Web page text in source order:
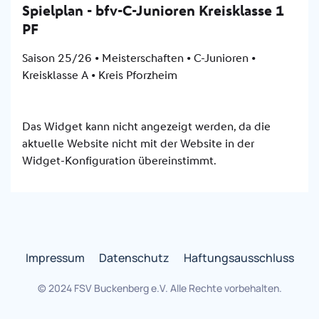
Impressum Datenschutz Haftungsausschluss
© 2024 FSV Buckenberg e.V. Alle Rechte vorbehalten.